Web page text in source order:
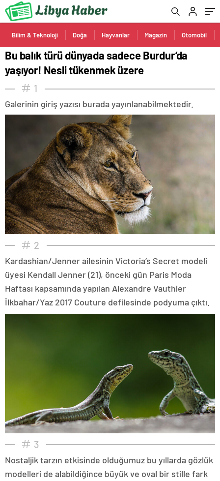
Bilim & Teknoloji Doğa Hayvanlar Magazin Otomobil
Bu balık türü dünyada sadece Burdur’da
yaşıyor! Nesli tükenmek üzere
1
Galerinin giriş yazısı burada yayınlanabilmektedir.
2
Kardashian/Jenner ailesinin Victoria’s Secret modeli
üyesi Kendall Jenner (21), önceki gün Paris Moda
Haftası kapsamında yapılan Alexandre Vauthier
İlkbahar/Yaz 2017 Couture defilesinde podyuma çıktı.
3
Nostaljik tarzın etkisinde olduğumuz bu yıllarda gözlük
modelleri de alabildiğince büyük ve oval bir stille fark